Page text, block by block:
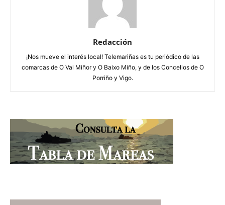
Redacción
¡Nos mueve el interés local! Telemariñas es tu periódico de las
comarcas de O Val Miñor y O Baixo Miño, y de los Concellos de O
Porriño y Vigo.